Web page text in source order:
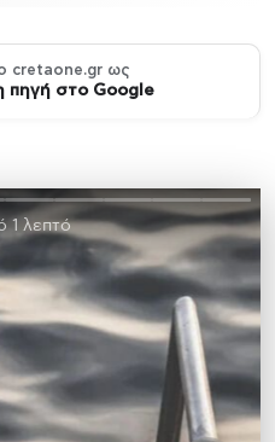
cretaone.gr ως
πηγή στο Google
1 λεπτό